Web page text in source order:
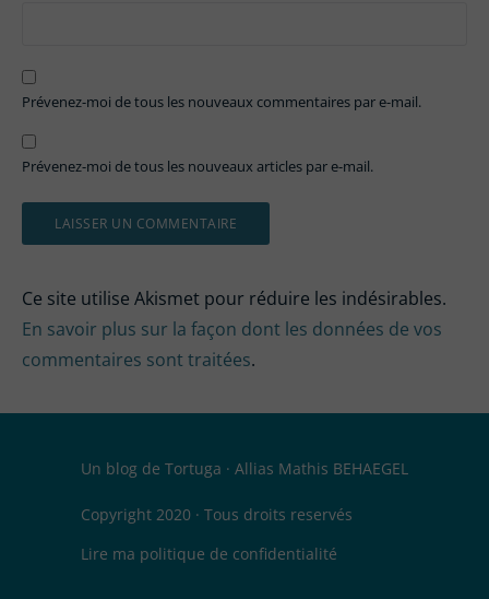
Prévenez-moi de tous les nouveaux commentaires par e-mail.
Prévenez-moi de tous les nouveaux articles par e-mail.
Ce site utilise Akismet pour réduire les indésirables.
En savoir plus sur la façon dont les données de vos
commentaires sont traitées.
Un blog de Tortuga · Allias Mathis BEHAEGEL
Copyright 2020 · Tous droits reservés
Lire ma politique de confidentialité